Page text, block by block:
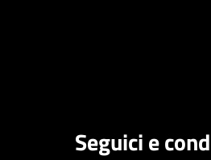
Seguici e